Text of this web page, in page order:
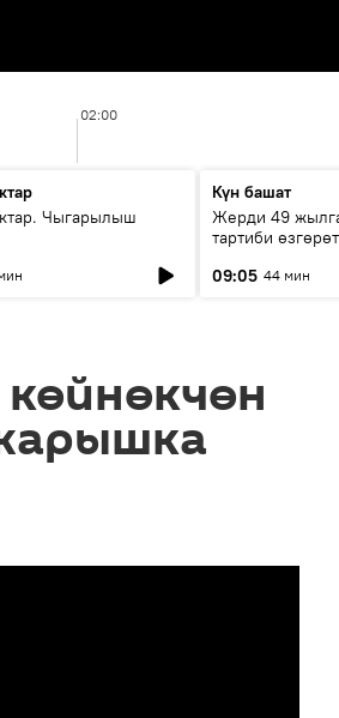
02:00
Чыгарылыш
Күн башат
Жерди 49
тартиби
09:05 44 мин